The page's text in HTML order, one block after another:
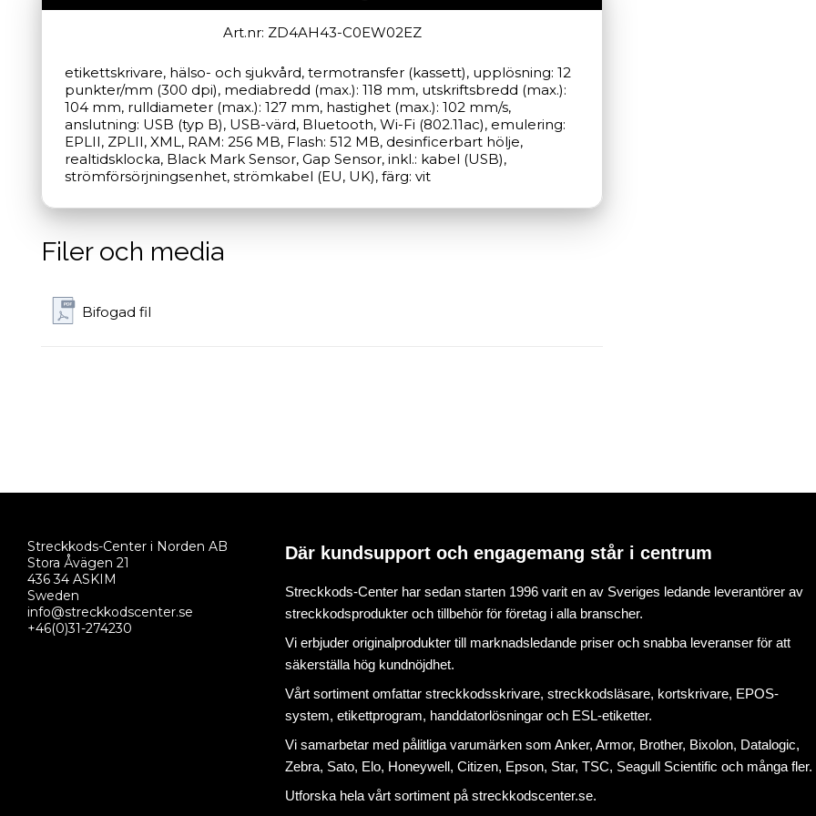
Art.nr: ZD4AH43-C0EW02EZ
etikettskrivare, hälso- och sjukvård, termotransfer (kassett), upplösning: 12
punkter/mm (300 dpi), mediabredd (max.): 118 mm, utskriftsbredd (max.):
104 mm, rulldiameter (max.): 127 mm, hastighet (max.): 102 mm/s,
anslutning: USB (typ B), USB-värd, Bluetooth, Wi-Fi (802.11ac), emulering:
EPLII, ZPLII, XML, RAM: 256 MB, Flash: 512 MB, desinficerbart hölje,
realtidsklocka, Black Mark Sensor, Gap Sensor, inkl.: kabel (USB),
strömförsörjningsenhet, strömkabel (EU, UK), färg: vit
Filer och media
Bifogad fil
Streckkods-Center i Norden AB
Stora Åvägen 21
436 34 ASKIM
Sweden
info@streckkodscenter.se
+46(0)31-274230
Där kundsupport och engagemang står i centrum
Streckkods-Center har sedan starten 1996 varit en av Sveriges ledande leverantörer av
streckkodsprodukter och tillbehör för företag i alla branscher.
Vi erbjuder originalprodukter till marknadsledande priser och snabba leveranser för att
säkerställa hög kundnöjdhet.
Vårt sortiment omfattar streckkodsskrivare, streckkodsläsare, kortskrivare, EPOS-
system, etikettprogram, handdatorlösningar och ESL-etiketter.
Vi samarbetar med pålitliga varumärken som Anker, Armor, Brother, Bixolon, Datalogic,
Zebra, Sato, Elo, Honeywell, Citizen, Epson, Star, TSC, Seagull Scientific och många fler.
Utforska hela vårt sortiment påstreckkodscenter.se.